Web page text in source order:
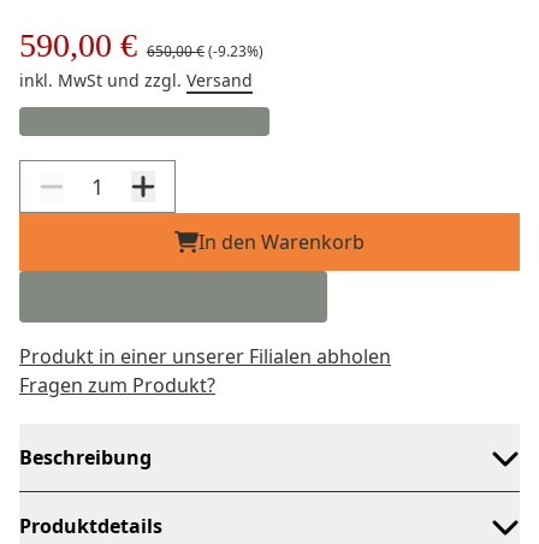
590,00 € 650,00 €(-9.23%)
inkl. MwSt und zzgl. Versand
In den Warenkorb
Produkt in einer unserer Filialen abholen
Fragen zum Produkt?
Beschreibung
Produktdetails